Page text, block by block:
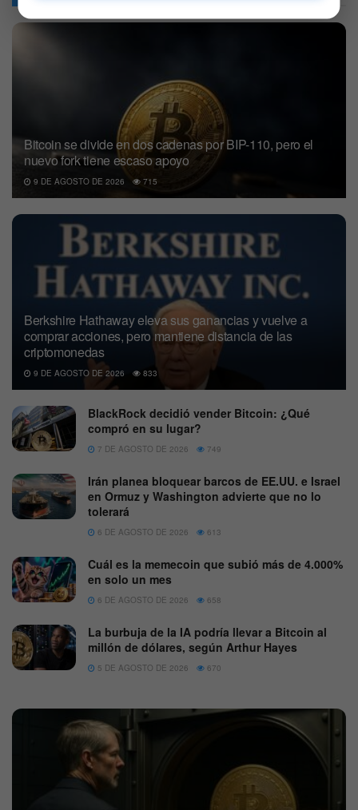
Bitcoin se divide en dos cadenas por BIP-110, pero el
nuevo fork tiene escaso apoyo
9 DE AGOSTO DE 2026 715
Berkshire Hathaway eleva sus ganancias y vuelve a
comprar acciones, pero mantiene distancia de las
criptomonedas
9 DE AGOSTO DE 2026 833
BlackRock decidió vender Bitcoin: ¿Qué
compró en su lugar?
7 DE AGOSTO DE 2026 749
Irán planea bloquear barcos de EE.UU. e Israel
en Ormuz y Washington advierte que no lo
tolerará
6 DE AGOSTO DE 2026 613
Cuál es la memecoin que subió más de 4.000%
en solo un mes
6 DE AGOSTO DE 2026 658
La burbuja de la IA podría llevar a Bitcoin al
millón de dólares, según Arthur Hayes
5 DE AGOSTO DE 2026 670